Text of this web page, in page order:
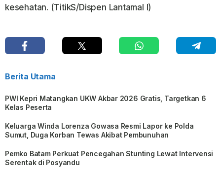
kesehatan. (TitikS/Dispen Lantamal I)
Berita Utama
PWI Kepri Matangkan UKW Akbar 2026 Gratis, Targetkan 6
Kelas Peserta
Keluarga Winda Lorenza Gowasa Resmi Lapor ke Polda
Sumut, Duga Korban Tewas Akibat Pembunuhan
Pemko Batam Perkuat Pencegahan Stunting Lewat Intervensi
Serentak di Posyandu